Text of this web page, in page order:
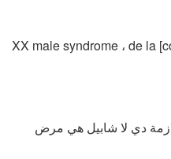
[/color] XX male syndrome ، de la
دي لا شابيل هي مرض